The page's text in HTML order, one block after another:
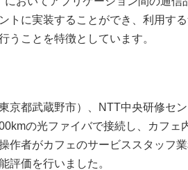
トに実装することができ、利用す
うことを特徴としています。
京都武蔵野市）、NTT中央研修セ
の光ファイバで接続し、カフェ
者がカフェのサービススタッフ
評価を行いました。